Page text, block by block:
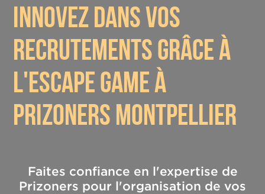
04 34 11 94 11.
innovez dans vos
recrutements grâce à
l'escape game à
prizoners montpellier
Faites confiance en l'expertise de
Prizoners pour l'organisation de vos